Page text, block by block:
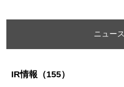
ニュース
IR情報（155）